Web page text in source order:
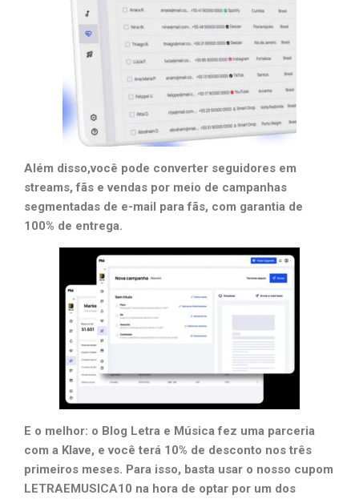
Além disso,você pode converter seguidores em
streams, fãs e vendas por meio de campanhas
segmentadas de e-mail para fãs, com garantia de
100% de entrega.
E o melhor: o Blog Letra e Música fez uma parceria
com a Klave, e você terá 10% de desconto nos três
primeiros meses. Para isso, basta usar o nosso cupom
LETRAEMUSICA10 na hora de optar por um dos